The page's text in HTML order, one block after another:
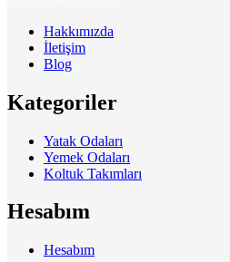
Hakkımızda
İletişim
Blog
Kategoriler
Yatak Odaları
Yemek Odaları
Koltuk Takımları
Hesabım
Hesabım